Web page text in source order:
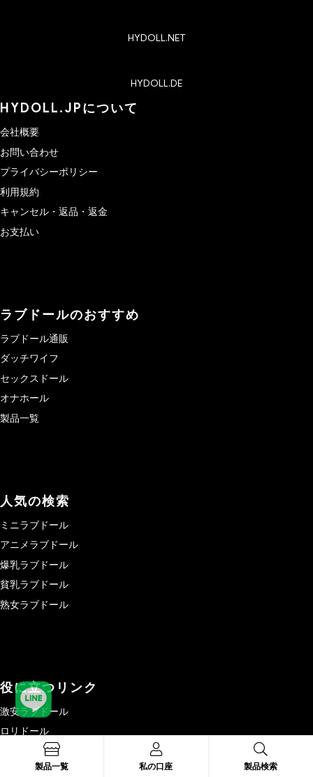
HYDOLL.NET
HYDOLL.DE
HYDOLL.JPについて
会社概要
お問い合わせ
プライバシーポリシー
利用規約
キャンセル・返品・返金
お支払い
ラブドールのおすすめ
ラブドール通販
ダッチワイフ
セックスドール
オナホール
製品一覧
人気の検索
ミニラブドール
アニメラブドール
爆乳ラブドール
貧乳ラブドール
熟女ラブドール
役に立つリンク
激安ラブドール
ロリドール
シリコンドール
TPEドール製品一覧 私の口座 製品検索